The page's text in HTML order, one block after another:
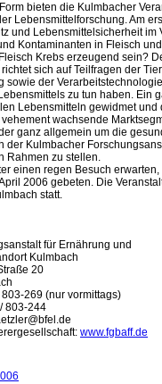
bieten die Kulmbacher
Lebensmittelforschung. Am
und Lebensmittelsicherheit im
Kontaminanten in Fleisch
Krebs erzeugend sein?
sich auf Teilfragen der
sowie der
zu tun haben. Ein
Lebensmitteln gewidmet und
wachsende
ganz allgemein um die
der Kulmbacher
Rahmen zu stellen.
einen regen Besuch
2006 gebeten. Die
statt.
für Ernährung und
Kulmbach
20
269 (nur vormittags)
803-244
www.fgbaff.de